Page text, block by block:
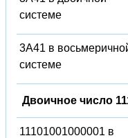
системе
3A41 в
системе
Двоичное число
11101001000001 в